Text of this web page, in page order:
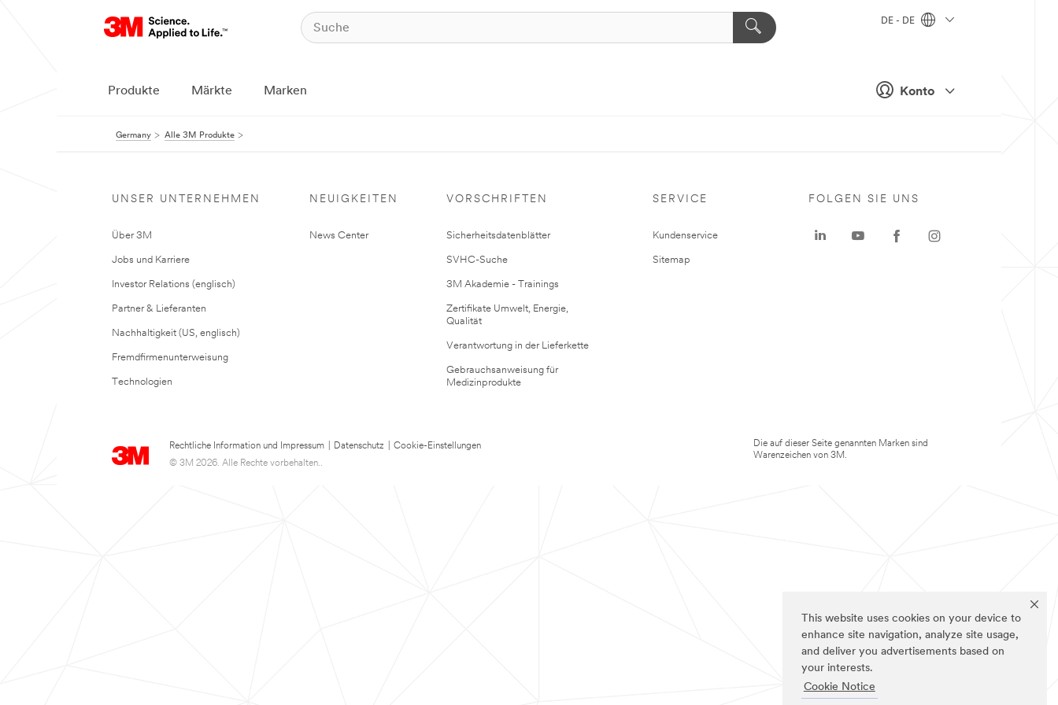
This website uses cookies on your device to
enhance site navigation, analyze site usage,
and deliver you advertisements based on
your interests.
Cookie Notice
Konto
DE - DE
Produkte Märkte Marken
Germany Alle 3M Produkte
UNSER UNTERNEHMEN
Über 3M
Jobs und Karriere
Investor Relations (englisch)
Partner & Lieferanten
Nachhaltigkeit (US, englisch)
Fremdfirmenunterweisung
Technologien
NEUIGKEITEN
News Center
VORSCHRIFTEN
Sicherheitsdatenblätter
SVHC-Suche
3M Akademie - Trainings
Zertifikate Umwelt, Energie,
Qualität
Verantwortung in der Lieferkette
Gebrauchsanweisung für
Medizinprodukte
SERVICE
Kundenservice
Sitemap
Rechtliche Information und Impressum Datenschutz
Cookie-Einstellungen
© 3M 2026. Alle Rechte vorbehalten..
FOLGEN SIE UNS
Die auf dieser Seite genannten Marken sind
Warenzeichen von 3M.